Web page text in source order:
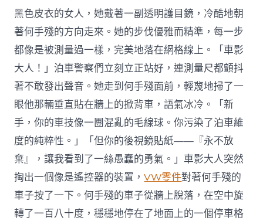
黑色皮衣的女人，她戴著一副透明護目鏡，冷酷地朝
著何手殘的方向走來。她的步伐優雅而精準，每一步
都像是被測量過一樣，完美地落在網格線上。「車影
大人！」泊車警察們立刻立正站好，連測量尺都顫抖
著不敢發出聲音。她走到何手殘面前，輕蔑地掃了一
眼他那輛垂直貼在牆上的掀背車，語氣冰冷。「新
手，你的車技像一團混亂的毛線球。你污染了泊車維
度的純粹性。」「但你的後視鏡貼紙——『永不放
棄』，讓我看到了一絲愚蠢的勇氣。」車影大人突然
掏出一個像是遙控器的裝置，VW零件對著何手殘的
車子按了一下。何手殘的車子從牆上脫落，在空中旋
轉了一百八十度，穩穩地停在了地面上的一個停車格